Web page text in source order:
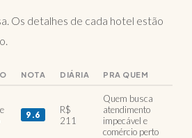
Os detalhes de cada hotel estão
NOTA DIÁRIA PRA QUEM
9.6
R$
211
Quem busca
atendimento
impecável e
comércio perto